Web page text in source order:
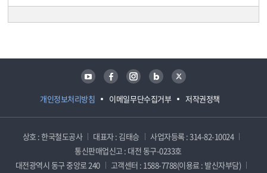
개인정보처리방침 이메일무단수집거부 저작권정책
유튜브 페이스북 인스타그램 블로그 트위터
상호 : 한국철도공사 대표자 : 김태승
사업자등록 : 314-82-10024
통신판매업신고 : 대전 동구-0233호
대전광역시 동구 중앙로 240
고객센터 : 1588-7788(이용료 : 발신자부담)